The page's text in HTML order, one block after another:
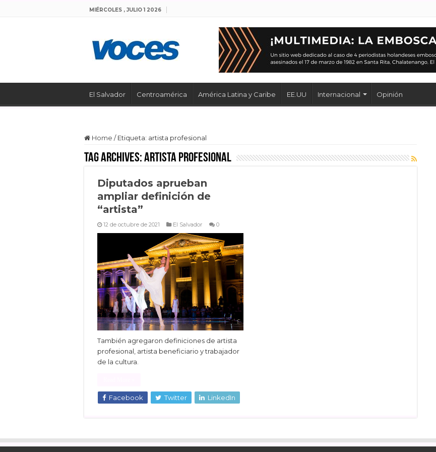
MIÉRCOLES , JULIO 1 2026
El Salvador Centroamérica América Latina y Caribe EE.UU Internacional Opinión
Home / Etiqueta: artista profesional
Tag Archives:artista profesional
Diputados aprueban
ampliar definición de
“artista”
12 de octubre de 2021 El Salvador 0
También agregaron definiciones de artista
profesional, artista beneficiario y trabajador
de la cultura.
Facebook Twitter LinkedIn